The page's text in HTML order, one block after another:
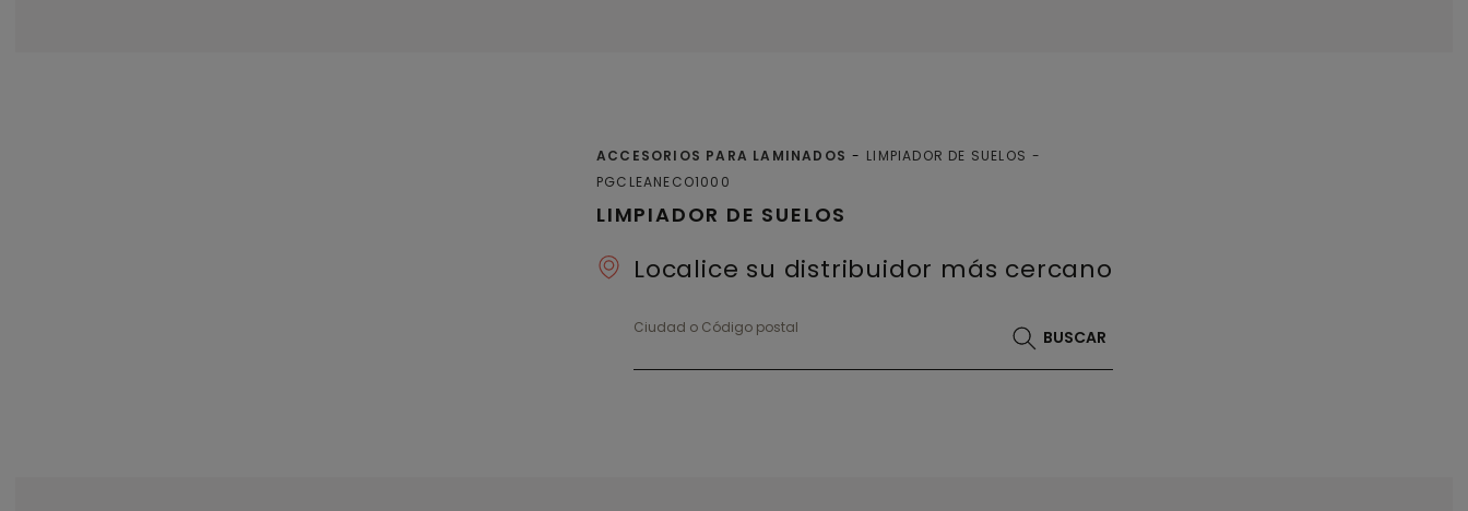
LIMPIADOR DE SUELOS
ACCESORIOS PARA LAMINADOS
LIMPIADOR DE SUELOS
PGCLEANECO1000
Localice su distribuidor más cercano
Ciudad o Código postal
BUSCAR